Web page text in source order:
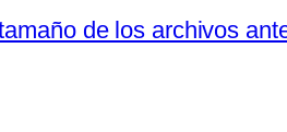
de los archivos